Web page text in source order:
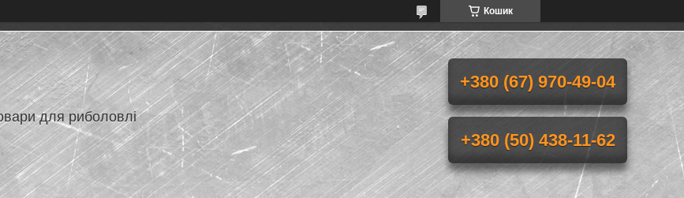
Кошик
для риболовлі
+380 (67) 970-49-04
+380 (50) 438-11-62